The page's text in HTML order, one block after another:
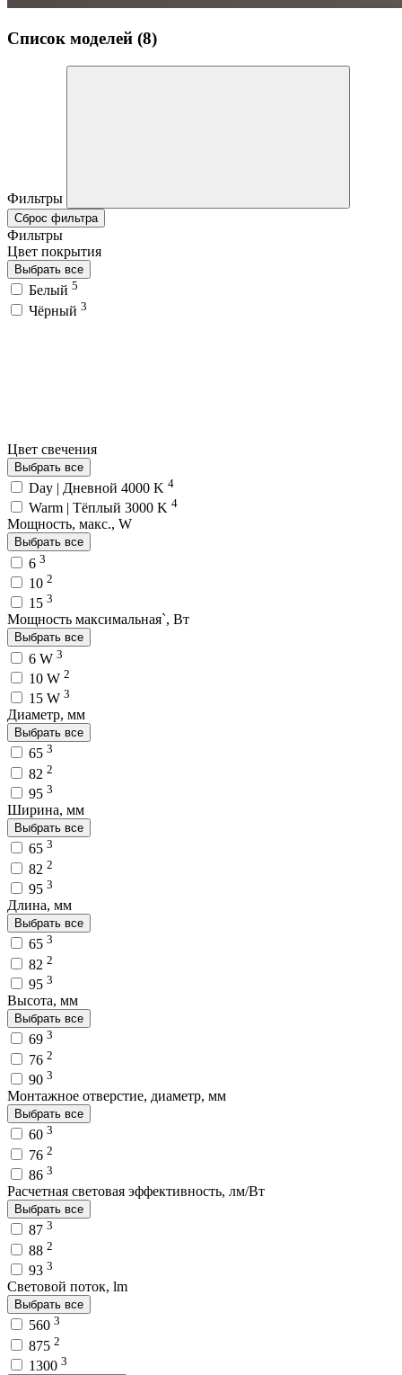
Список моделей (8)
Фильтры
Сброс фильтра
Фильтры
Цвет покрытия
Выбрать все
Белый 5
Чёрный 3
Цвет свечения
Выбрать все
Day | Дневной 4000 K 4
Warm | Тёплый 3000 K 4
Мощность, макс., W
Выбрать все
6 3
10 2
15 3
Мощность максимальная`, Вт
Выбрать все
6 W 3
10 W 2
15 W 3
Диаметр, мм
Выбрать все
65 3
82 2
95 3
Ширина, мм
Выбрать все
65 3
82 2
95 3
Длина, мм
Выбрать все
65 3
82 2
95 3
Высота, мм
Выбрать все
69 3
76 2
90 3
Монтажное отверстие, диаметр, мм
Выбрать все
60 3
76 2
86 3
Расчетная световая эффективность, лм/Вт
Выбрать все
87 3
88 2
93 3
Световой поток, lm
Выбрать все
560 3
875 2
1300 3